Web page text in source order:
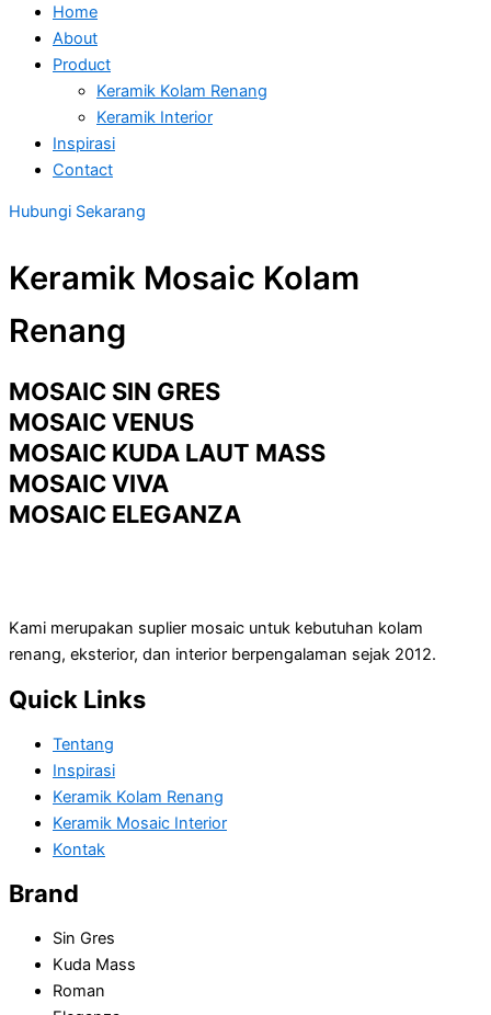
Home
About
Product
Keramik Kolam Renang
Keramik Interior
Inspirasi
Contact
Hubungi Sekarang
Keramik Mosaic Kolam
Renang
MOSAIC SIN GRES
MOSAIC VENUS
MOSAIC KUDA LAUT MASS
MOSAIC VIVA
MOSAIC ELEGANZA
Kami merupakan suplier mosaic untuk kebutuhan kolam
renang, eksterior, dan interior berpengalaman sejak 2012.
Quick Links
Tentang
Inspirasi
Keramik Kolam Renang
Keramik Mosaic Interior
Kontak
Brand
Sin Gres
Kuda Mass
Roman